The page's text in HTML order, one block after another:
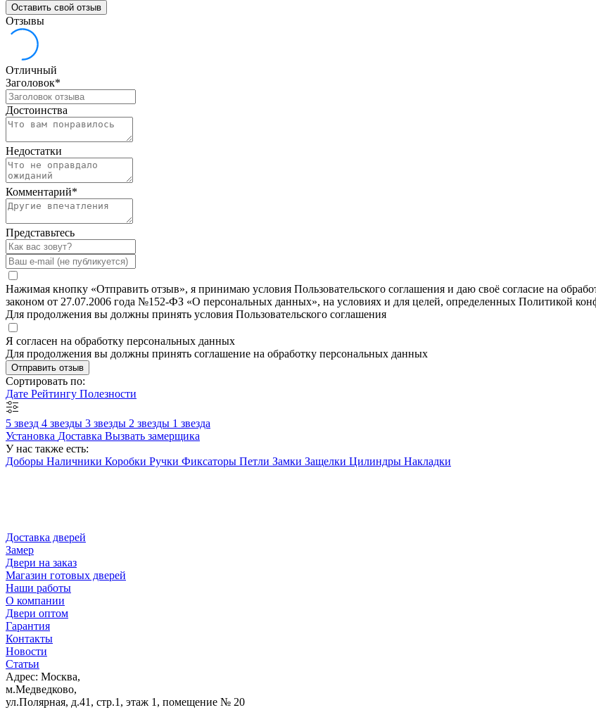
Оставить свой отзыв
Отзывы
Отличный
Заголовок*
Достоинства
Недостатки
Комментарий*
Представьтесь
Нажимая кнопку «Отправить отзыв», я принимаю условия Пользовательского соглашения и даю своё согласие на
законом от 27.07.2006 года №152-ФЗ «О персональных данных», на условиях и для целей, определенных Политикой
Для продолжения вы должны принять условия Пользовательского соглашения
Я согласен на обработку персональных данных
Для продолжения вы должны принять соглашение на обработку персональных данных
Отправить отзыв
Сортировать по:
Дате Рейтингу Полезности
5 звезд 4 звезды 3 звезды 2 звезды 1 звезда
Установка Доставка Вызвать замерщика
У нас также есть:
Доборы Наличники Коробки Ручки Фиксаторы Петли Замки Защелки Цилиндры Накладки
Доставка дверей
Замер
Двери на заказ
Магазин готовых дверей
Наши работы
О компании
Двери оптом
Гарантия
Контакты
Новости
Статьи
Адрес: Москва,
м.Медведково,
ул.Полярная, д.41, стр.1, этаж 1, помещение № 20